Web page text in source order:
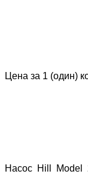
Цена за 1 (один)
Насос Hill Model